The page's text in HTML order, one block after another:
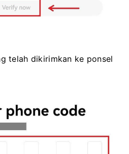
telah dikirimkan ke ponsel